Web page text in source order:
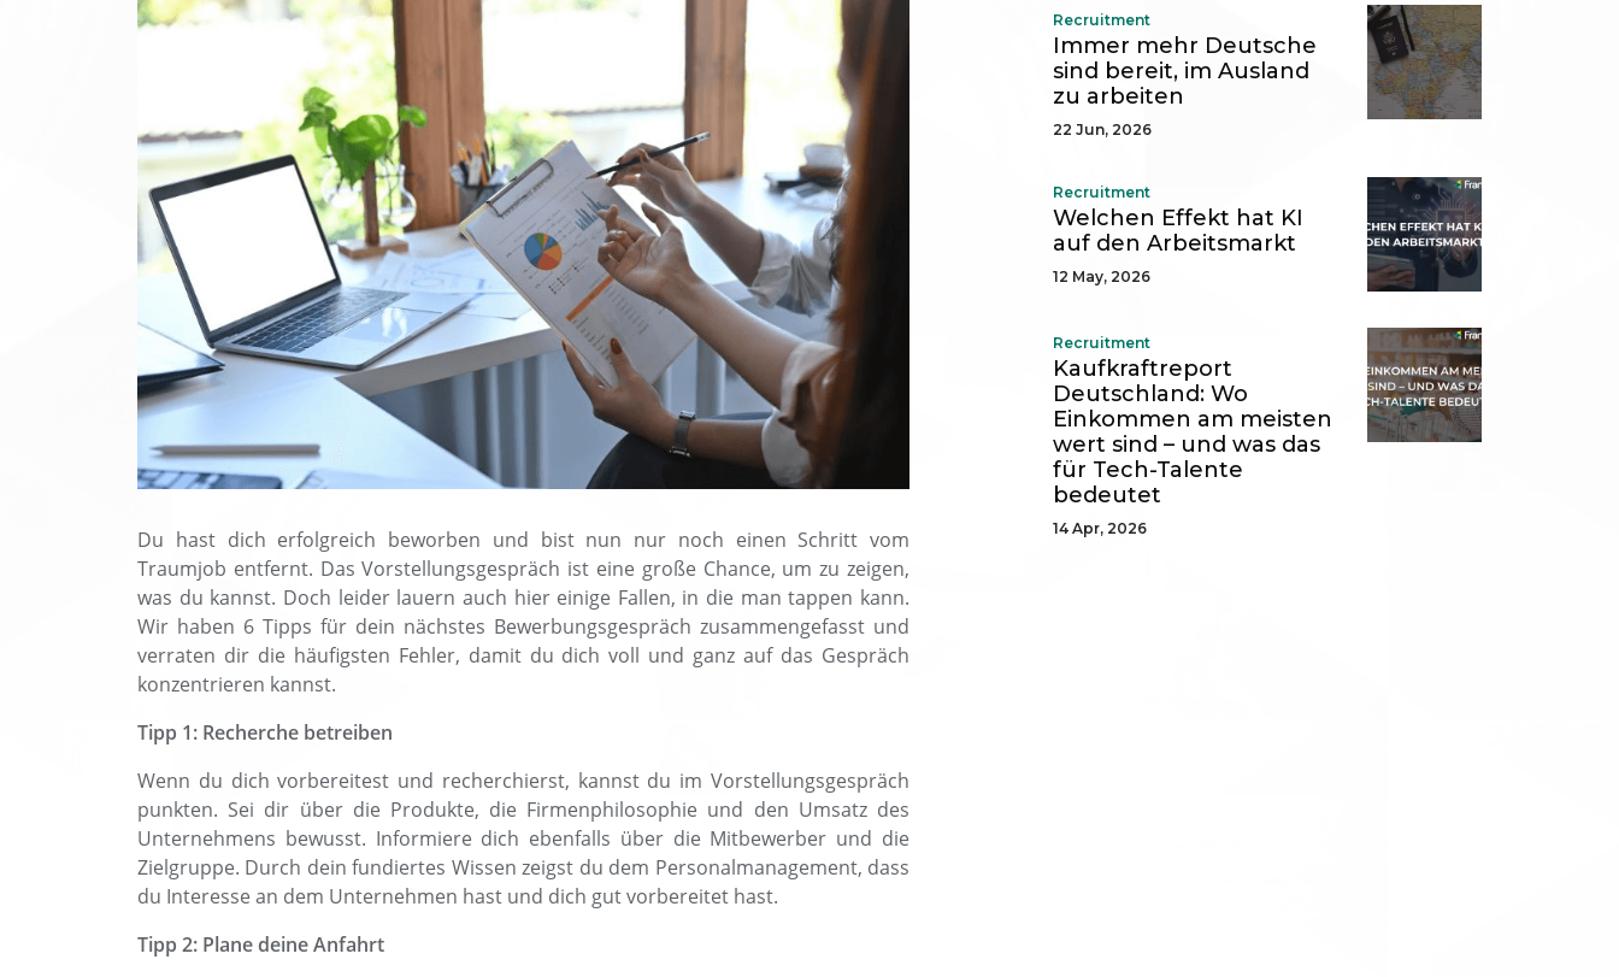
Du hast dich erfolgreich beworben und bist nun nur noch einen Schritt vom
Traumjob entfernt. Das Vorstellungsgespräch ist eine große Chance, um zu zeigen,
was du kannst. Doch leider lauern auch hier einige Fallen, in die man tappen kann.
Wir haben 6 Tipps für dein nächstes Bewerbungsgespräch zusammengefasst und
verraten dir die häufigsten Fehler, damit du dich voll und ganz auf das Gespräch
konzentrieren kannst.
Tipp 1: Recherche betreiben
Wenn du dich vorbereitest und recherchierst, kannst du im Vorstellungsgespräch
punkten. Sei dir über die Produkte, die Firmenphilosophie und den Umsatz des
Unternehmens bewusst. Informiere dich ebenfalls über die Mitbewerber und die
Zielgruppe. Durch dein fundiertes Wissen zeigst du dem Personalmanagement, dass
du Interesse an dem Unternehmen hast und dich gut vorbereitet hast.
Tipp 2: Plane deine Anfahrt
Recruitment
Immer mehr Deutsche
sind bereit, im Ausland
zu arbeiten
22 Jun, 2026
Recruitment
Welchen Effekt hat KI
auf den Arbeitsmarkt
12 May, 2026
Recruitment
Kaufkraftreport
Deutschland: Wo
Einkommen am meisten
wert sind – und was das
für Tech-Talente
bedeutet
14 Apr, 2026